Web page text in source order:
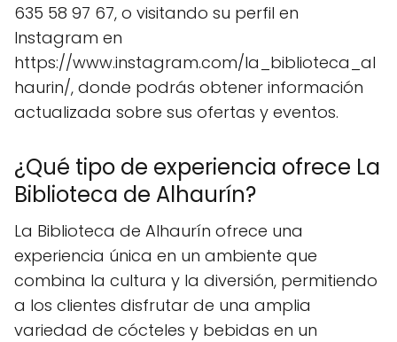
635 58 97 67, o visitando su perfil en
Instagram en
https://www.instagram.com/la_biblioteca_al
haurin/, donde podrás obtener información
actualizada sobre sus ofertas y eventos.
¿Qué tipo de experiencia ofrece La
Biblioteca de Alhaurín?
La Biblioteca de Alhaurín ofrece una
experiencia única en un ambiente que
combina la cultura y la diversión, permitiendo
a los clientes disfrutar de una amplia
variedad de cócteles y bebidas en un